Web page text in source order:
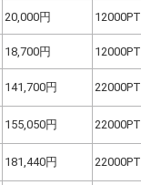
20,000円 12000PT
18,700円 12000PT
141,700円 22000PT
155,050円 22000PT
181,440円 22000PT